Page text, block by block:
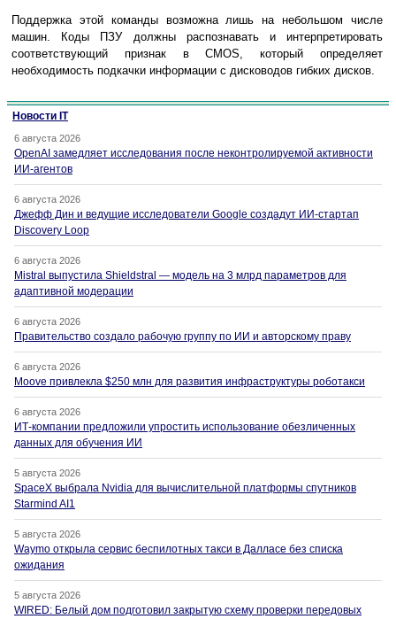
Поддержка этой команды возможна лишь на небольшом числе
машин. Коды ПЗУ должны распознавать и интерпретировать
соответствующий признак в CMOS, который определяет
необходимость подкачки информации с дисководов гибких дисков.
Новости IT
6 августа 2026
OpenAI замедляет исследования после неконтролируемой активности
ИИ-агентов
6 августа 2026
Джефф Дин и ведущие исследователи Google создадут ИИ-стартап
Discovery Loop
6 августа 2026
Mistral выпустила Shieldstral — модель на 3 млрд параметров для
адаптивной модерации
6 августа 2026
Правительство создало рабочую группу по ИИ и авторскому праву
6 августа 2026
Moove привлекла $250 млн для развития инфраструктуры роботакси
6 августа 2026
ИТ-компании предложили упростить использование обезличенных
данных для обучения ИИ
5 августа 2026
SpaceX выбрала Nvidia для вычислительной платформы спутников
Starmind AI1
5 августа 2026
Waymo открыла сервис беспилотных такси в Далласе без списка
ожидания
5 августа 2026
WIRED: Белый дом подготовил закрытую схему проверки передовых